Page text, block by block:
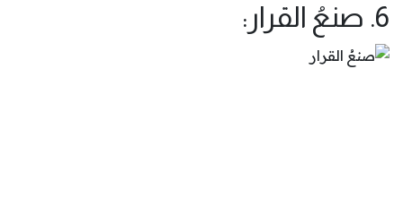
6. صنعُ القرار: